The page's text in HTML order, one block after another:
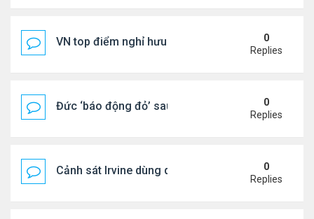
VN top điểm nghỉ hưu lý tưởng cho người Mỹ
0
Replies
Đức ‘báo động đỏ’ sau vụ phát hiện UAV mang
0
Replies
Cảnh sát Irvine dùng drone bắt kẻ trộm trong
0
Replies